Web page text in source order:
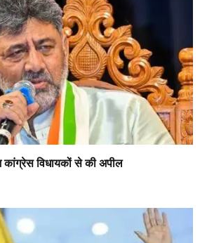
कांग्रेस विधायकों से की अपील